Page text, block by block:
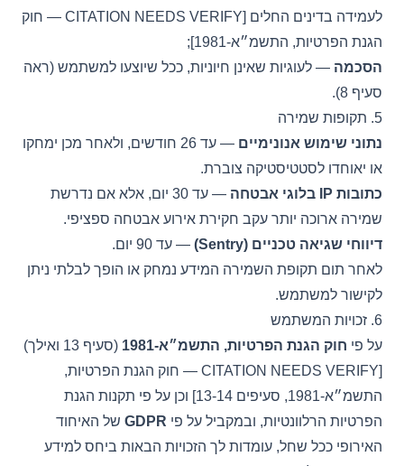
לעמידה בדינים החלים [CITATION NEEDS VERIFY — חוק
הגנת הפרטיות, התשמ״א-1981];
הסכמה — לעוגיות שאינן חיוניות, ככל שיוצעו למשתמש (ראה
סעיף 8).
5. תקופות שמירה
נתוני שימוש אנונימיים
— עד 26 חודשים, ולאחר מכן ימחקו
או יאוחדו לסטטיסטיקה צוברת.
כתובות IP בלוגי אבטחה
— עד 30 יום, אלא אם נדרשת
שמירה ארוכה יותר עקב חקירת אירוע אבטחה ספציפי.
דיווחי שגיאה טכניים (Sentry)
— עד 90 יום.
לאחר תום תקופת השמירה המידע נמחק או הופך לבלתי ניתן
לקישור למשתמש.
6. זכויות המשתמש
על פי חוק הגנת הפרטיות, התשמ״א-1981
(סעיף 13 ואילך)
[CITATION NEEDS VERIFY — חוק הגנת הפרטיות,
התשמ״א-1981, סעיפים 13-14] וכן על פי תקנות הגנת
הפרטיות הרלוונטיות, ובמקביל על פי GDPR של האיחוד
האירופי ככל שחל, עומדות לך הזכויות הבאות ביחס למידע